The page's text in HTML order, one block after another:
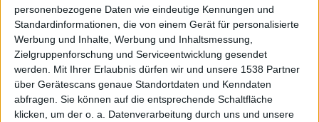
personenbezogene Daten wie eindeutige Kennungen und
Standardinformationen, die von einem Gerät für personalisierte
Werbung und Inhalte, Werbung und Inhaltsmessung,
Zielgruppenforschung und Serviceentwicklung gesendet
werden.
Mit Ihrer Erlaubnis dürfen wir und unsere 1538 Partner
über Gerätescans genaue Standortdaten und Kenndaten
abfragen. Sie können auf die entsprechende Schaltfläche
klicken, um der o. a. Datenverarbeitung durch uns und unsere
spirituelle Schiene fahren oder sagen es wir es mal so, die
mit einer Art Black-Metal-Attitüde hausieren gehen. So
etwas ist gerade mächtig hip. Ich für meinen Teil denke,
dass der klassische Death Metal auch maßgeblich durch
eine Punk-Hardcore-DIY-Einstellung geprägt war. Das
Paradebeispiel hierfür sind sicherlich BOLT THROWER.
Diese Bands wurden vor allem auch für ihre Einstellung